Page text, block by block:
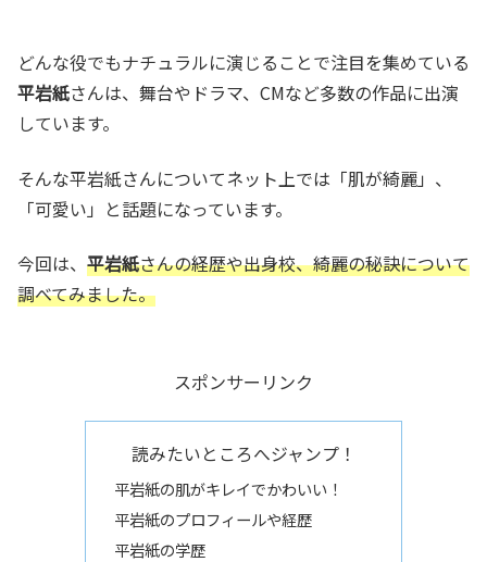
どんな役でもナチュラルに演じることで注目を集めている
平岩紙さんは、舞台やドラマ、CMなど多数の作品に出演
しています。
そんな平岩紙さんについてネット上では「肌が綺麗」、
「可愛い」と話題になっています。
今回は、 平岩紙さんの経歴や出身校、綺麗の秘訣について
調べてみました。
スポンサーリンク
読みたいところへジャンプ！
平岩紙の肌がキレイでかわいい！
平岩紙のプロフィールや経歴
平岩紙の学歴